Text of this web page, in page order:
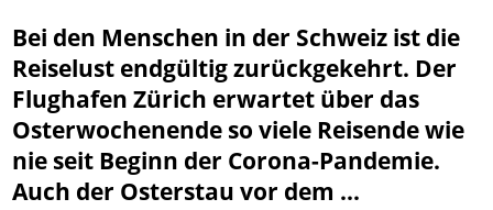
Bei den Menschen in der Schweiz ist die
Reiselust endgültig zurückgekehrt. Der
Flughafen Zürich erwartet über das
Osterwochenende so viele Reisende wie
nie seit Beginn der Corona-Pandemie.
Auch der Osterstau vor dem ...